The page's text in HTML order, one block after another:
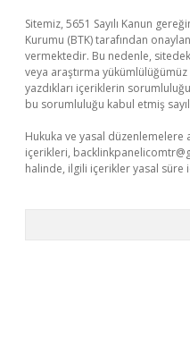
Sitemiz, 5651 Sayılı Kanun
Kurumu (BTK) tarafından
vermektedir. Bu nedenle,
veya araştırma
yazdıkları içeriklerin
bu sorumluluğu kabul etmiş
Hukuka ve yasal düzenlemelere
içerikleri,
halinde, ilgili içerikler yasal süre